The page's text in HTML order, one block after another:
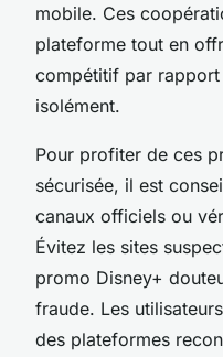
mobile. Ces
plateforme tout en
compétitif par
isolément.
Pour profiter de ces
sécurisée, il est
canaux officiels ou
Évitez les sites
promo Disney+
fraude. Les
des plateformes